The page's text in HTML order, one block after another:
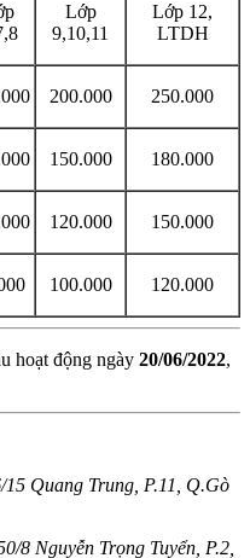
Lớp
9,10,11
Lớp 12,
LTDH
200.000 250.000
150.000 180.000
120.000 150.000
100.000 120.000
hoạt động ngày 20/06/2022,
15 Quang Trung, P.11, Q.Gò
8 Nguyễn Trọng Tuyển, P.2,